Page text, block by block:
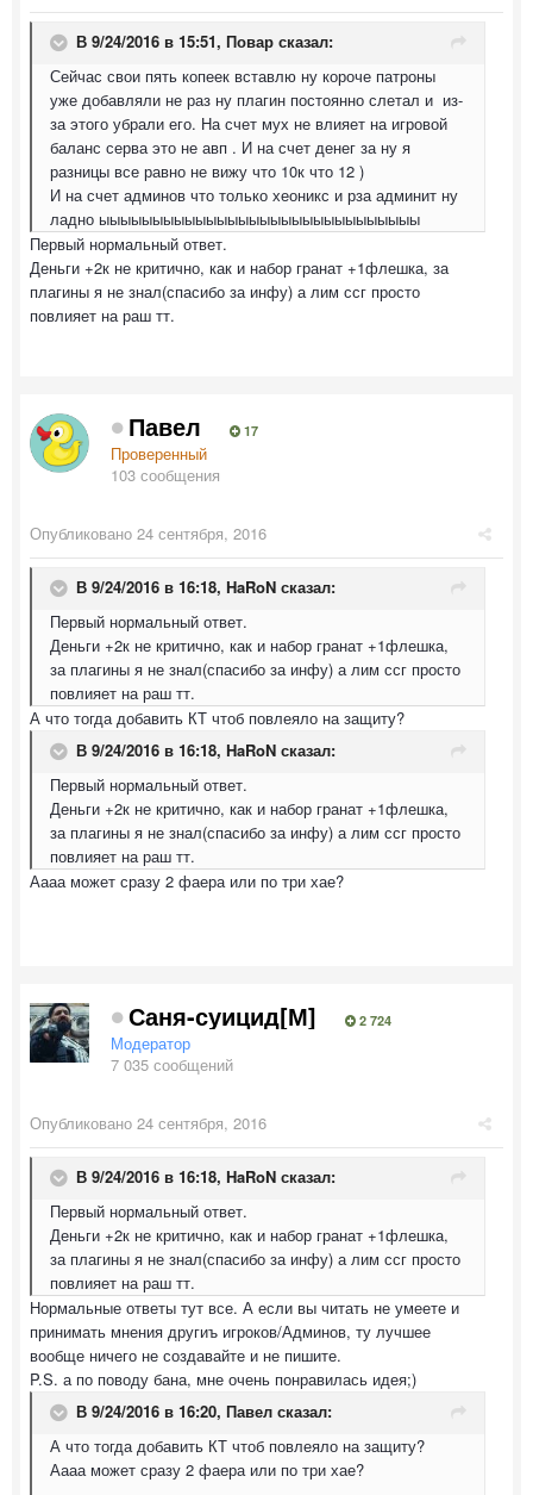
В 9/24/2016 в 15:51, Повар сказал:
Сейчас свои пять копеек вставлю ну короче патроны
уже добавляли не раз ну плагин постоянно слетал и из-
за этого убрали его. На счет мух не влияет на игровой
баланс серва это не авп . И на счет денег за ну я
разницы все равно не вижу что 10к что 12 )
И на счет админов что только хеоникс и рза админит ну
ладно ыыыыыыыыыыыыыыыыыыыыыыыыыыыыыы
Первый нормальный ответ.
Деньги +2к не критично, как и набор гранат +1флешка, за
плагины я не знал(спасибо за инфу) а лим ссг просто
повлияет на раш тт.
Павел 17
Проверенный
103 сообщения
Опубликовано 24 сентября, 2016
В 9/24/2016 в 16:18, HaRoN сказал:
Первый нормальный ответ.
Деньги +2к не критично, как и набор гранат +1флешка,
за плагины я не знал(спасибо за инфу) а лим ссг просто
повлияет на раш тт.
А что тогда добавить КТ чтоб повлеяло на защиту?
В 9/24/2016 в 16:18, HaRoN сказал:
Первый нормальный ответ.
Деньги +2к не критично, как и набор гранат +1флешка,
за плагины я не знал(спасибо за инфу) а лим ссг просто
повлияет на раш тт.
Аааа может сразу 2 фаера или по три хае?
Саня-суицид[М] 2 724
Модератор
7 035 сообщений
Опубликовано 24 сентября, 2016
В 9/24/2016 в 16:18, HaRoN сказал:
Первый нормальный ответ.
Деньги +2к не критично, как и набор гранат +1флешка,
за плагины я не знал(спасибо за инфу) а лим ссг просто
повлияет на раш тт.
Нормальные ответы тут все. А если вы читать не умеете и
принимать мнения другиъ игроков/Админов, ту лучшее
вообще ничего не создавайте и не пишите.
P.S. а по поводу бана, мне очень понравилась идея;)
В 9/24/2016 в 16:20, Павел сказал:
А что тогда добавить КТ чтоб повлеяло на защиту?
Аааа может сразу 2 фаера или по три хае?